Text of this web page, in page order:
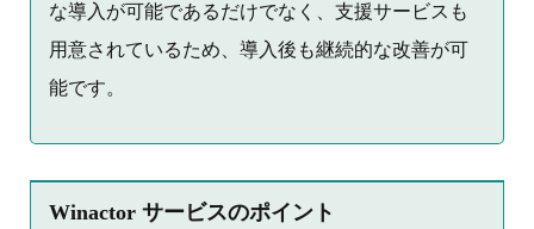
な導入が可能であるだけでなく、支援サービスも
用意されているため、導入後も継続的な改善が可
能です。
Winactor サービスのポイント